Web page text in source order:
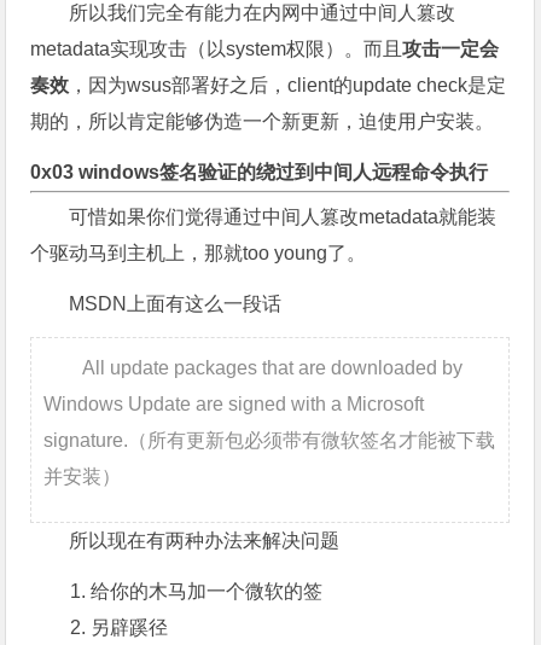
所以我们完全有能力在内网中通过中间人篡改
metadata实现攻击（以system权限）。而且攻击一定会
奏效 ，因为wsus部署好之后，client的update check是定
期的，所以肯定能够伪造一个新更新，迫使用户安装。
0x03 windows签名验证的绕过到中间人远程命令执行
可惜如果你们觉得通过中间人篡改metadata就能装
个驱动马到主机上，那就too young了。
MSDN上面有这么一段话
All update packages that are downloaded by
Windows Update are signed with a Microsoft
signature.（所有更新包必须带有微软签名才能被下载
并安装）
所以现在有两种办法来解决问题
给你的木马加一个微软的签
另辟蹊径